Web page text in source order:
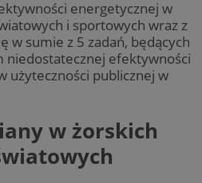
energetycznej w
i sportowych wraz z
w sumie z 5 zadań, będących
niedostatecznej efektywności
użyteczności publicznej w
w żorskich